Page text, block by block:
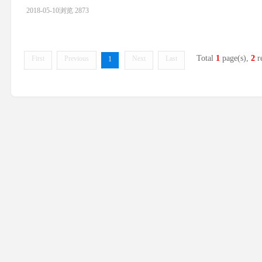
2018-05-10浏览 2873
First Previous 1 Next Last Total 1 page(s), 2